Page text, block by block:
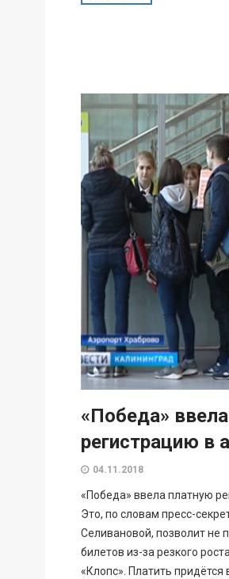
«Победа»
регистрацию в
04.11.2018
«Победа» ввела платную
Это, по словам пресс-
Селивановой, позволит не
билетов из-за резкого
«Клопс». Платить